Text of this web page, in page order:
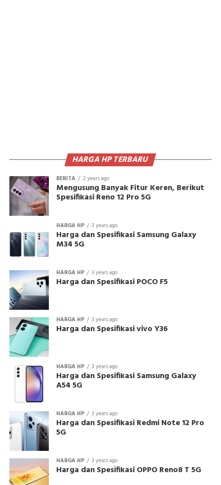
HARGA HP TERBARU
BERITA 2 years ago
Mengusung Banyak Fitur Keren, Berikut
Spesifikasi Reno 12 Pro 5G
HARGA HP 3 years ago
Harga dan Spesifikasi Samsung Galaxy
M34 5G
HARGA HP 3 years ago
Harga dan Spesifikasi POCO F5
HARGA HP 3 years ago
Harga dan Spesifikasi vivo Y36
HARGA HP 3 years ago
Harga dan Spesifikasi Samsung Galaxy
A54 5G
HARGA HP 3 years ago
Harga dan Spesifikasi Redmi Note 12 Pro
5G
HARGA HP 3 years ago
Harga dan Spesifikasi OPPO Reno8 T 5G